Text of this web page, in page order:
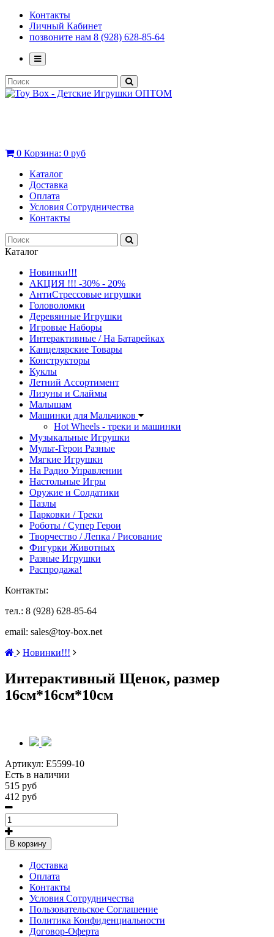
Контакты
Личный Кабинет
позвоните нам 8 (928) 628-85-64
0 Корзина: 0 руб
Каталог
Доставка
Оплата
Условия Сотрудничества
Контакты
Каталог
Новинки!!!
АКЦИЯ !!! -30% - 20%
АнтиСтрессовые игрушки
Головоломки
Деревянные Игрушки
Игровые Наборы
Интерактивные / На Батарейках
Канцелярские Товары
Конструкторы
Куклы
Летний Ассортимент
Лизуны и Слаймы
Малышам
Машинки для Мальчиков
Hot Wheels - треки и машинки
Музыкальные Игрушки
Мульт-Герои Разные
Мягкие Игрушки
На Радио Управлении
Настольные Игры
Оружие и Солдатики
Пазлы
Парковки / Треки
Роботы / Супер Герои
Творчество / Лепка / Рисование
Фигурки Животных
Разные Игрушки
Распродажа!
Контакты:
тел.: 8 (928) 628-85-64
email: sales@toy-box.net
Новинки!!!
Интерактивный Щенок, размер
16см*16см*10см
Артикул: E5599-10
Есть в наличии
515 руб
412 руб
В корзину
Доставка
Оплата
Контакты
Условия Сотрудничества
Пользовательское Соглашение
Политика Конфиденциальности
Договор-Оферта